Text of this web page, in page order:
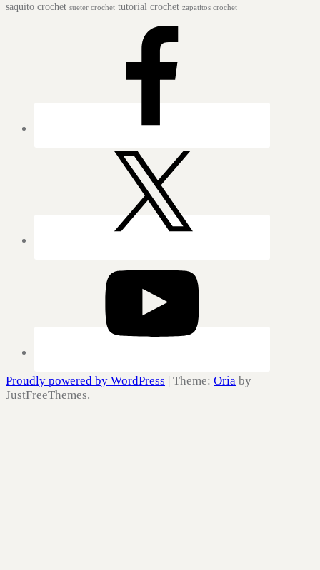
saquito crochet sueter crochet tutorial crochet zapatitos crochet
Proudly powered by WordPress | Theme: Oria by
JustFreeThemes.